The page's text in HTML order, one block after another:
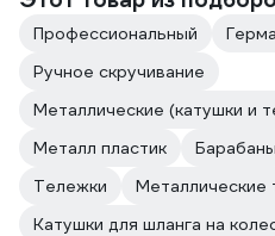
Профессиональный
Ручное скручивание
Металлические (катушки и
Металл пластик
Барабаны
Тележки
Металлические
Катушки для шланга на